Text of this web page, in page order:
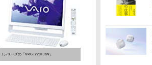
Jシリーズの「VPCJ229FJ/W」